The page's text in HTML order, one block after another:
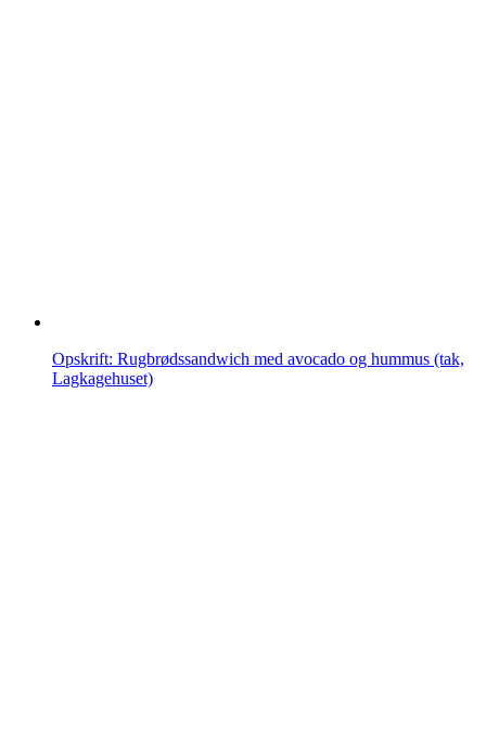
Opskrift: Rugbrødssandwich med avocado og hummus (tak,
Lagkagehuset)